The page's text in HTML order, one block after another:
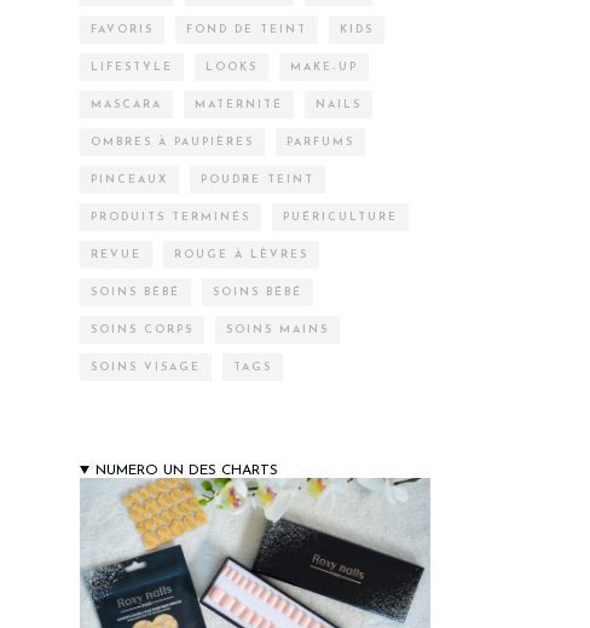
FAVORIS FOND DE TEINT KIDS
LIFESTYLE LOOKS MAKE-UP
MASCARA MATERNITÉ NAILS
OMBRES À PAUPIÈRES PARFUMS
PINCEAUX POUDRE TEINT
PRODUITS TERMINÉS PUÉRICULTURE
REVUE ROUGE À LÈVRES
SOINS BÉBÉ SOINS BÉBÉ
SOINS CORPS SOINS MAINS
SOINS VISAGE TAGS
NUMERO UN DES CHARTS